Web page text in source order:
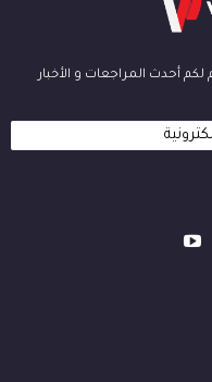
لكم أحدث المراجعات و الأخبار